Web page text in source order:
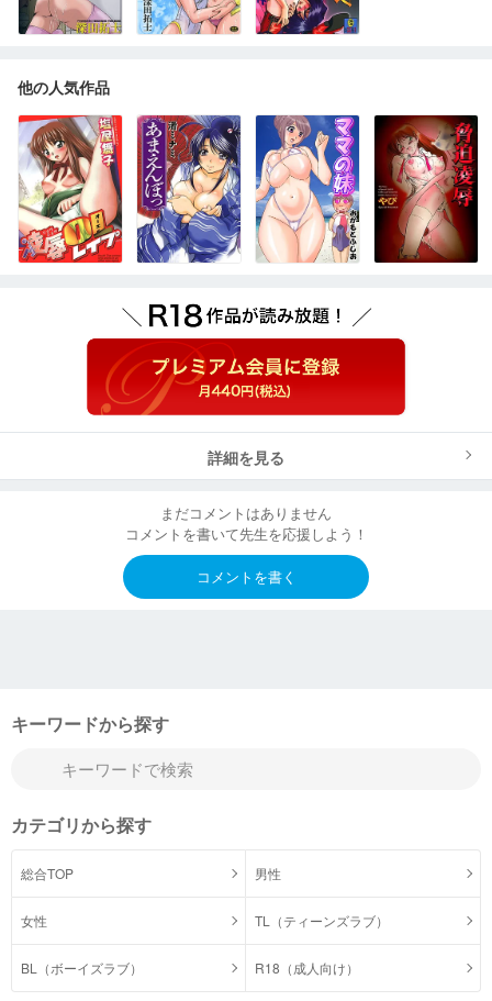
他の人気作品
詳細を見る
まだコメントはありません
コメントを書いて先生を応援しよう！
コメントを書く
キーワードから探す
カテゴリから探す
総合TOP 男性
女性 TL（ティーンズラブ）
BL（ボーイズラブ） R18（成人向け）